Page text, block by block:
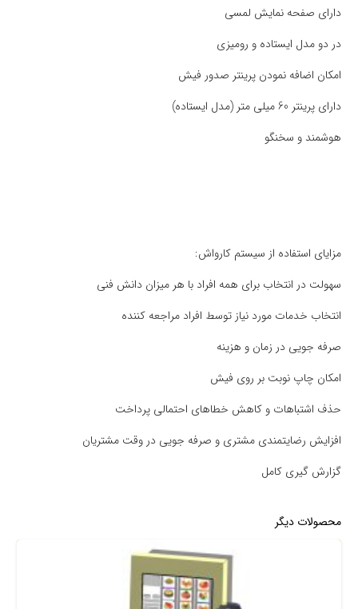
دارای صفحه نمایش لمسی
در دو مدل ایستاده و رومیزی
امکان اضافه نمودن پرینتر صدور فیش
دارای پرینتر 60 میلی متر (مدل ایستاده)
هوشمند و سخنگو
مزایای استفاده از سیستم کارواش:
سهولت در انتخاب برای همه افراد با هر میزان دانش فنی
انتخاب خدمات مورد نیاز توسط افراد مراجعه کننده
صرفه جویی در زمان و هزینه
امکان چاپ نوبت بر روی فیش
حذف اشتباهات و کاهش خطاهای احتمالی پرداخت
افزایش رضایتمندی مشتری و صرفه جویی در وقت مشتریان
گزارش گیری کامل
محصولات دیگر